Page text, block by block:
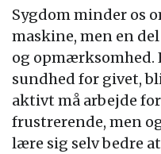
Sygdom minder os
maskine, men en
og opmærksomhed.
sundhed for givet,
aktivt må arbejde
frustrerende, men
lære sig selv bedre